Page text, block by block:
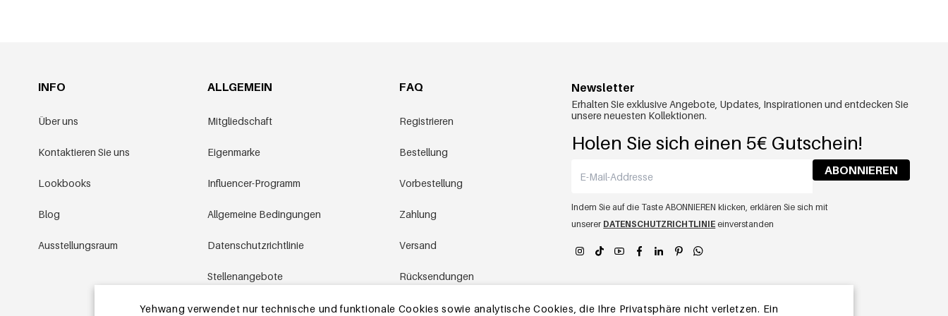
Yehwang verwendet nur technische und funktionale Cookies sowie analytische Cookies, die Ihre Privatsphäre nicht verletzen. Ein
INFO
Über uns
Kontaktieren Sie uns
Lookbooks
Blog
Ausstellungsraum
ALLGEMEIN
Mitgliedschaft
Eigenmarke
Influencer-Programm
Allgemeine Bedingungen
Datenschutzrichtlinie
Stellenangebote
Aktionsbedingungen
FAQ
Registrieren
Bestellung
Vorbestellung
Zahlung
Versand
Rücksendungen
Lager in China
Newsletter
Erhalten Sie exklusive Angebote, Updates, Inspirationen und entdecken Sie
unsere neuesten Kollektionen.
Holen Sie sich einen 5€ Gutschein!
ABONNIEREN
Indem Sie auf die Taste ABONNIEREN klicken, erklären Sie sich mit
unserer DATENSCHUTZRICHTLINIE einverstanden
YEHWANG app